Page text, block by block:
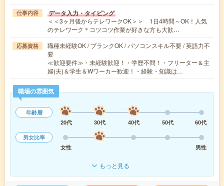
仕事内容 データ入力・タイピング
＜＜3ヶ月後からテレワークOK＞＞ 1日4時間～OK！人気
のテレワーク＊コツコツ作業が好きな方も大歓…
応募資格
職種未経験OK / ブランクOK / パソコンスキル不要 / 英語力不
要
≪歓迎要件≫・未経験歓迎！・学歴不問！・フリーター＆主
婦(夫)＆学生＆Wワーカー歓迎！・経験・知識は…
職場の雰囲気
年齢層
20代
30代 40代 50代
60代
男女比率
女性
男性
もっと見る